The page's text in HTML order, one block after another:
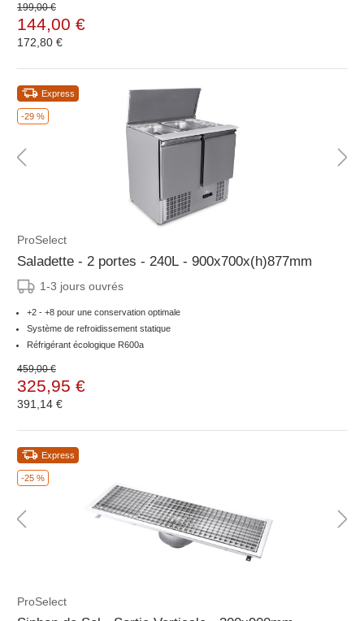
199,00 €
144,00 €
172,80 €
-29 %
Express
ProSelect
Saladette - 2 portes - 240L - 900x700x(h)877mm
1-3 jours ouvrés
+2 - +8 pour une conservation optimale
Système de refroidissement statique
Réfrigérant écologique R600a
459,00 €
325,95 €
391,14 €
-25 %
Express
ProSelect